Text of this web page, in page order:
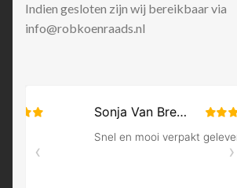
Indien gesloten zijn wij bereikbaar via
info@robkoenraads.nl